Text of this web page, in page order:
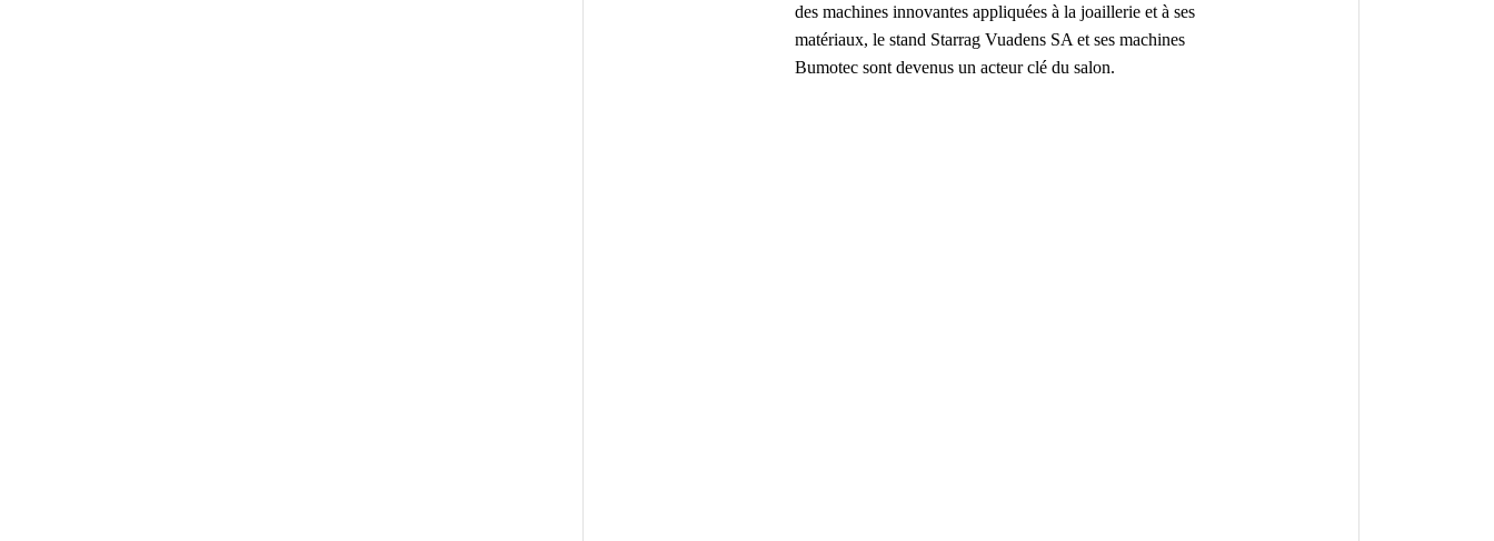
des machines innovantes appliquées à la joaillerie et à ses
matériaux, le stand Starrag Vuadens SA et ses machines
Bumotec sont devenus un acteur clé du salon.